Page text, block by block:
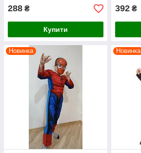
288 ₴
Купити
392 ₴
Новинка Новинка